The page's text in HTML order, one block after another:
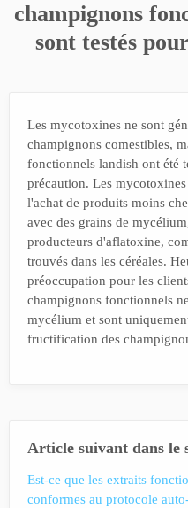
champignons
sont testés
Les mycotoxines ne sont
champignons comestibles,
fonctionnels landish ont été
précaution. Les
l'achat de produits moins
avec des grains de
producteurs d'aflatoxine,
trouvés dans les céréales.
préoccupation pour les
champignons fonctionnels
mycélium et sont
fructification des
Article suivant dans le
Est-ce que les extraits
conformes au protocole